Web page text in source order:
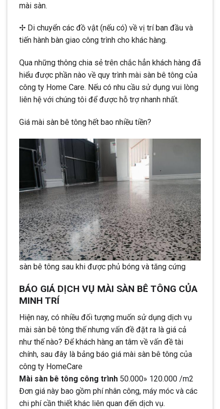
mài sàn.
✢ Di chuyển các đồ vật (nếu có) về vị trí ban đầu và
tiến hành bàn giao công trình cho khác hàng.
Qua những thông chia sẻ trên chắc hẳn khách hàng đã
hiểu được phần nào về quy trình mài sàn bê tông của
công ty Home Care. Nếu có nhu cầu sử dụng vui lòng
liên hệ với chúng tôi để được hỗ trợ nhanh nhất.
Giá mài sàn bê tông hết bao nhiều tiền?
sàn bê tông sau khi được phủ bóng và tăng cứng
BÁO GIÁ DỊCH VỤ MÀI SÀN BÊ TÔNG CỦA
MINH TRÍ
Hiện nay, có nhiều đối tượng muốn sử dụng dịch vụ
mài sàn bê tông thế nhưng vấn đề đặt ra là giá cả
như thế nào? Để khách hàng an tâm về vấn đề tài
chính, sau đây là bảng báo giá mài sàn bê tông của
công ty HomeCare
Mài sàn bê tông công trình 50.000» 120.000 /m2
Đơn giá này bao gồm phí nhân công, máy móc và các
chi phí cần thiết khác liên quan đến dịch vụ.